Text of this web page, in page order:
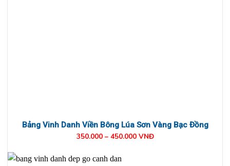
Bảng Vinh Danh Viền Bông Lúa Sơn Vàng Bạc Đồng
350.000 – 450.000 VNĐ